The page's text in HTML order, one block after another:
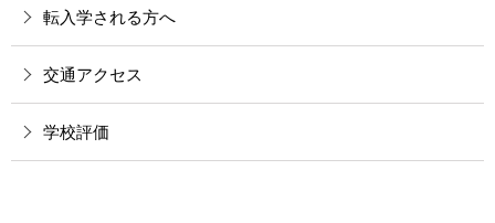
転入学される方へ
交通アクセス
学校評価